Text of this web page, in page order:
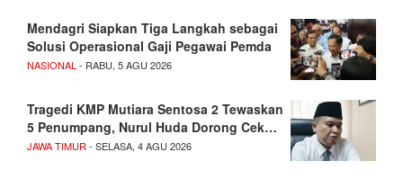
Mendagri Siapkan Tiga Langkah sebagai
Solusi Operasional Gaji Pegawai Pemda
NASIONAL - RABU, 5 AGU 2026
Tragedi KMP Mutiara Sentosa 2 Tewaskan
5 Penumpang, Nurul Huda Dorong Cek…
JAWA TIMUR - SELASA, 4 AGU 2026